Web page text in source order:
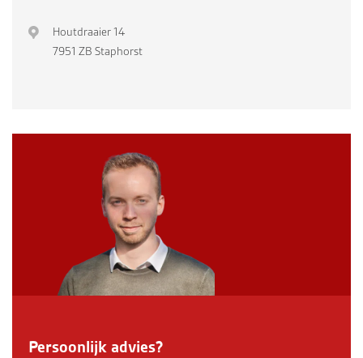
Houtdraaier 14
7951 ZB Staphorst
Persoonlijk advies?